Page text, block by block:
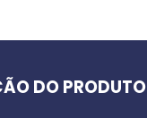
DO PRODUTO